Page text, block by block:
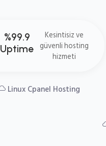
%99.9
Uptime
Kesintisiz ve
güvenli hosting
hizmeti
Linux Cpanel Hosting